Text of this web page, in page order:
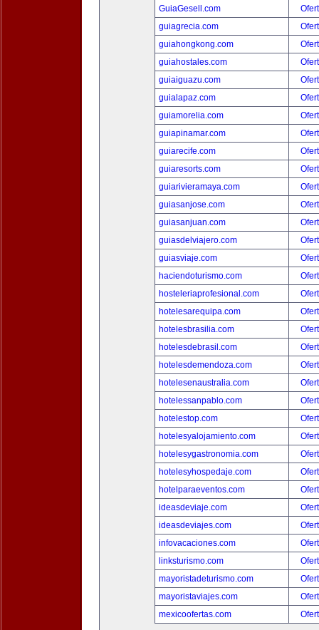
GuiaGesell.com
guiagrecia.com
guiahongkong.com
guiahostales.com
guiaiguazu.com
guialapaz.com
guiamorelia.com
guiapinamar.com
guiarecife.com
guiaresorts.com
guiarivieramaya.com
guiasanjose.com
guiasanjuan.com
guiasdelviajero.com
guiasviaje.com
haciendoturismo.com
hosteleriaprofesional.com
hotelesarequipa.com
hotelesbrasilia.com
hotelesdebrasil.com
hotelesdemendoza.com
hotelesenaustralia.com
hotelessanpablo.com
hotelestop.com
hotelesyalojamiento.com
hotelesygastronomia.com
hotelesyhospedaje.com
hotelparaeventos.com
ideasdeviaje.com
ideasdeviajes.com
infovacaciones.com
linksturismo.com
mayoristadeturismo.com
mayoristaviajes.com
mexicoofertas.com